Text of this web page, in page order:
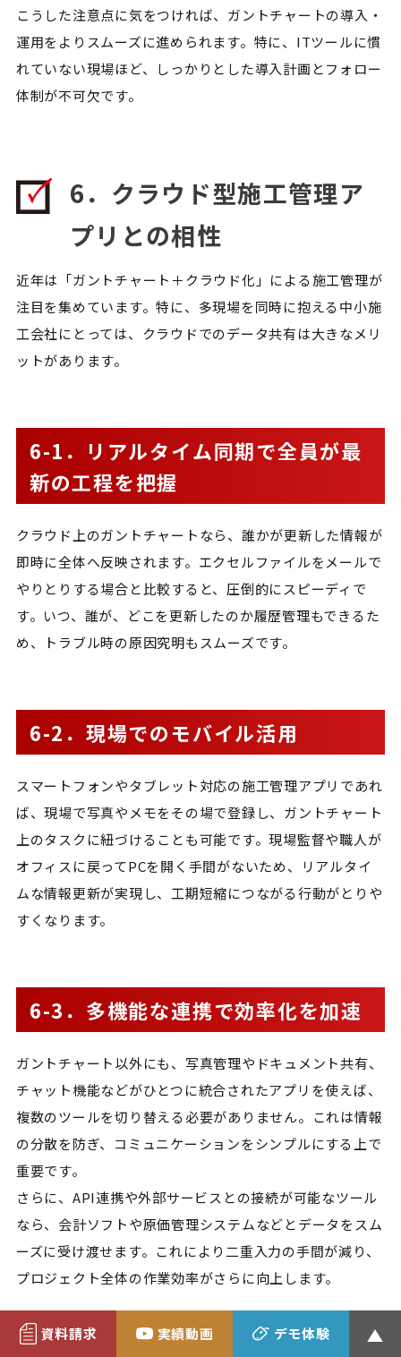
資料請求 実績動画 デモ体験
こうした注意点に気をつければ、ガントチャートの導入・
運用をよりスムーズに進められます。特に、ITツールに慣
れていない現場ほど、しっかりとした導入計画とフォロー
体制が不可欠です。
6．クラウド型施工管理ア
プリとの相性
近年は「ガントチャート＋クラウド化」による施工管理が
注目を集めています。特に、多現場を同時に抱える中小施
工会社にとっては、クラウドでのデータ共有は大きなメリ
ットがあります。
6-1．リアルタイム同期で全員が最
新の工程を把握
クラウド上のガントチャートなら、誰かが更新した情報が
即時に全体へ反映されます。エクセルファイルをメールで
やりとりする場合と比較すると、圧倒的にスピーディで
す。いつ、誰が、どこを更新したのか履歴管理もできるた
め、トラブル時の原因究明もスムーズです。
6-2．現場でのモバイル活用
スマートフォンやタブレット対応の施工管理アプリであれ
ば、現場で写真やメモをその場で登録し、ガントチャート
上のタスクに紐づけることも可能です。現場監督や職人が
オフィスに戻ってPCを開く手間がないため、リアルタイ
ムな情報更新が実現し、工期短縮につながる行動がとりや
すくなります。
6-3．多機能な連携で効率化を加速
ガントチャート以外にも、写真管理やドキュメント共有、
チャット機能などがひとつに統合されたアプリを使えば、
複数のツールを切り替える必要がありません。これは情報
の分散を防ぎ、コミュニケーションをシンプルにする上で
重要です。
さらに、API連携や外部サービスとの接続が可能なツール
なら、会計ソフトや原価管理システムなどとデータをスム
ーズに受け渡せます。これにより二重入力の手間が減り、
プロジェクト全体の作業効率がさらに向上します。
このように、ガントチャートをより効果的に使うには、ク